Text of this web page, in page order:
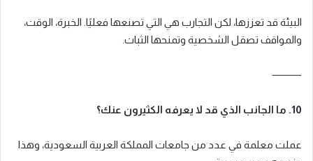
البيئة قد تعززها، لكن التجارب هي التي تصنعها فعليًا. الخبرة، الوقت،
والمواقف تصقل الشخصية وتمنحها الثبات.
⸻
10. ما الجانب الذي قد لا يعرفه الكثيرون عنك؟
عملت معلمة في عدد من جامعات المملكة العربية السعودية، وهذا